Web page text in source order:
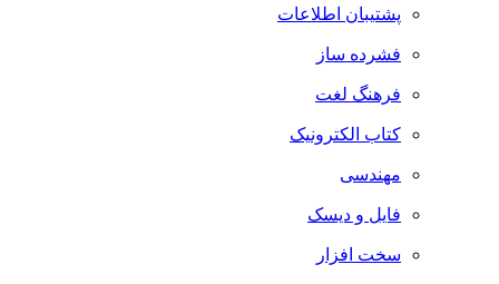
پشتیبان اطلاعات
فشرده ساز
فرهنگ لغت
کتاب الکترونیک
مهندسی
فایل و دیسک
سخت افزار